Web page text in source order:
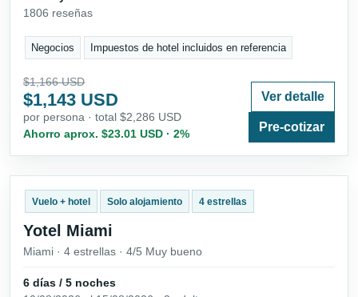
1806 reseñas
Negocios Impuestos de hotel incluidos en referencia
$1,166 USD
$1,143 USD
por persona · total $2,286 USD
Ahorro aprox. $23.01 USD · 2%
Ver detalle
Pre-cotizar
Vuelo + hotel Solo alojamiento 4 estrellas
Yotel Miami
Miami · 4 estrellas · 4/5 Muy bueno
6 días / 5 noches